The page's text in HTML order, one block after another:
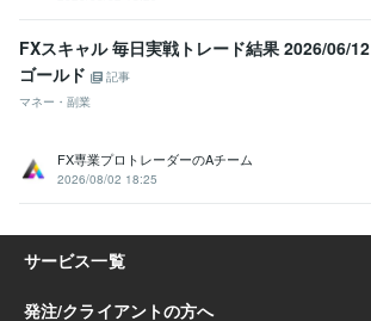
FXスキャル 毎日実戦トレード結果 2026/06/12
ゴールド
記事
マネー・副業
FX専業プロトレーダーのAチーム
2026/08/02 18:25